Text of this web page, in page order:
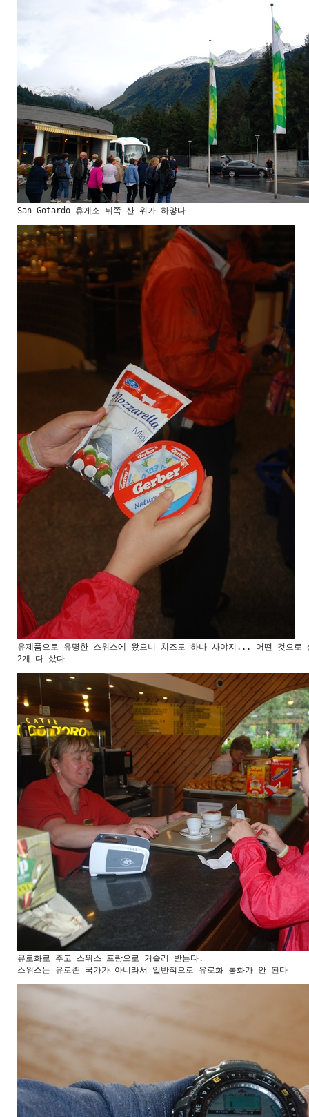
San Gotardo 휴게소 뒤쪽 산 위가 하얗다
유제품으로 유명한 스위스에 왔으니 치즈도 하나 사야지... 어떤 것으로
2개 다 샀다
유로화로 주고 스위스 프랑으로 거슬러 받는다.
스위스는 유로존 국가가 아니라서 일반적으로 유로화 통화가 안 된다